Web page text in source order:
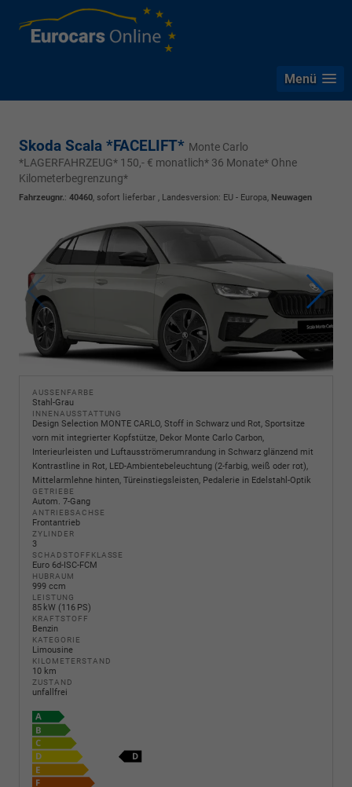
Menü
Skoda Scala *FACELIFT* Monte Carlo
*LAGERFAHRZEUG* 150,- € monatlich* 36 Monate* Ohne
Kilometerbegrenzung*
Fahrzeugnr.: 40460, sofort lieferbar , Landesversion: EU - Europa, Neuwagen
AUSSENFARBE
Stahl-Grau
INNENAUSSTATTUNG
Design Selection MONTE CARLO, Stoff in Schwarz und Rot, Sportsitze
vorn mit integrierter Kopfstütze, Dekor Monte Carlo Carbon,
Interieurleisten und Luftausströmerumrandung in Schwarz glänzend mit
Kontrastline in Rot, LED-Ambientebeleuchtung (2-farbig, weiß oder rot),
Mittelarmlehne hinten, Türeinstiegsleisten, Pedalerie in Edelstahl-Optik
GETRIEBE
Autom. 7-Gang
ANTRIEBSACHSE
Frontantrieb
ZYLINDER
3
SCHADSTOFFKLASSE
Euro 6d-ISC-FCM
HUBRAUM
999 ccm
LEISTUNG
85 kW (116 PS)
KRAFTSTOFF
Benzin
KATEGORIE
Limousine
KILOMETERSTAND
10 km
ZUSTAND
unfallfrei